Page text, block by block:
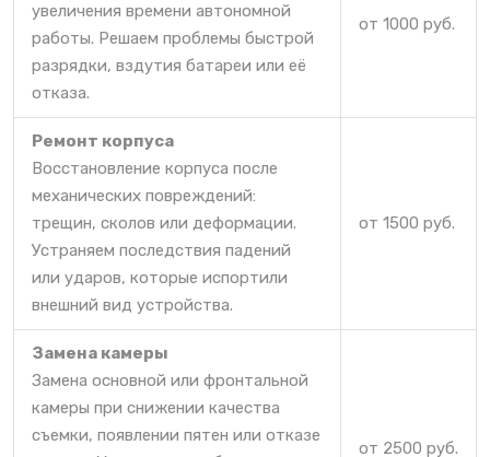
увеличения времени автономной
работы. Решаем проблемы быстрой
разрядки, вздутия батареи или её
отказа.
от 1000 руб.
Ремонт корпуса
Восстановление корпуса после
механических повреждений:
трещин, сколов или деформации.
Устраняем последствия падений
или ударов, которые испортили
внешний вид устройства.
от 1500 руб.
Замена камеры
Замена основной или фронтальной
камеры при снижении качества
съемки, появлении пятен или отказе
от 2500 руб.